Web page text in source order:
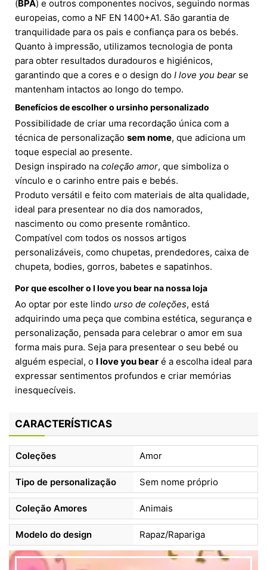
(BPA) e outros componentes nocivos, seguindo normas
europeias, como a NF EN 1400+A1. São garantia de
tranquilidade para os pais e confiança para os bebés.
Quanto à impressão, utilizamos tecnologia de ponta
para obter resultados duradouros e higiénicos,
garantindo que a cores e o design do I love you bear se
mantenham intactos ao longo do tempo.
Benefícios de escolher o ursinho personalizado
Possibilidade de criar uma recordação única com a
técnica de personalização sem nome, que adiciona um
toque especial ao presente.
Design inspirado na coleção amor, que simboliza o
vínculo e o carinho entre pais e bebés.
Produto versátil e feito com materiais de alta qualidade,
ideal para presentear no dia dos namorados,
nascimento ou como presente romântico.
Compatível com todos os nossos artigos
personalizáveis, como chupetas, prendedores, caixa de
chupeta, bodies, gorros, babetes e sapatinhos.
Por que escolher o I love you bearna nossa loja
Ao optar por este lindo urso de coleções, está
adquirindo uma peça que combina estética, segurança e
personalização, pensada para celebrar o amor em sua
forma mais pura. Seja para presentear o seu bebé ou
alguém especial, o I love you bear é a escolha ideal para
expressar sentimentos profundos e criar memórias
inesquecíveis.
CARACTERÍSTICAS
Coleções Amor
Tipo de personalização Sem nome próprio
Coleção Amores Animais
Modelo do design Rapaz/Rapariga